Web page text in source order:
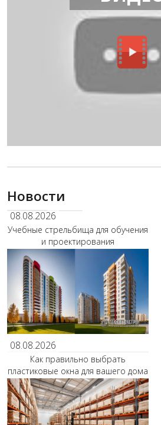
Новости
08.08.2026
Учебные стрельбища для обучения
и проектирования
08.08.2026
Как правильно выбрать
пластиковые окна для вашего дома